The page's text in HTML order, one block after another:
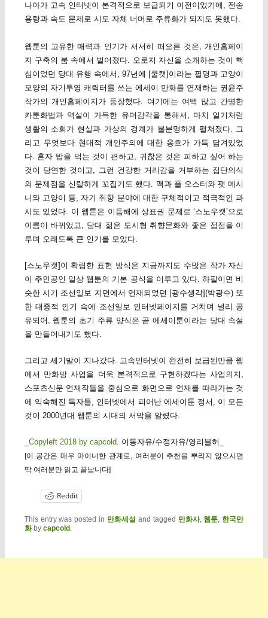
나아가 고속 인터넷이 본격적으로 보급되기 이전이었기에, 전송
용량과 속도 문제로 시도 자체 너머로 주류화가 되지도 못했다.
웹툰의 고유한 매력과 인기가 서서히 떠오른 것은, 개인홈페이
지 구축의 붐 속에서 벌어졌다. 오로지 자신을 소개하는 것이 핵
심이었던 당대 유행 속에서, 97년에 [쿨캣]이라는 필명과 고양이
모양의 자기투영 캐릭터를 쓰는 에세이 만화를 연재하는 권윤주
작가의 개인홈페이지가 등장했다. 여기에는 여백 많고 간명한
카툰화법과 역설이 가득한 유머감각을 통해서, 마치 일기처럼
생활의 소회가 현실과 가상의 경계가 불분명하게 펼쳐졌다. 그
리고 무엇보다 현대적 개인주의에 대한 옹호가 가득 담겨있었
다. 혼자 밥을 먹는 것이 편하고, 귀찮은 것은 피하고 싶어 하는
것이 당연한 것이고, 그런 건강한 거리감을 거부하는 집단의식
의 문제점을 신랄하게 꼬집기도 했다. 맥과 폴 오스터와 팻 메시
니와 고양이 등, 자기 취향 분야에 대한 구체적이고 적극적인 과
시도 있었다. 이 웹툰은 이듬해에 상표권 문제로 ‘스노우캣’으로
이름이 바뀌었고, 당대 젊은 도시형 취향문화와 좋은 접점을 이
루며 오래도록 큰 인기를 모았다.
[스노우캣]이 확립한 표현 방식은 지금까지도 수많은 작가 자신
이 주인공인 일상 웹툰의 기본 공식을 이루고 있다. 하필이면 비
슷한 시기 조선일보 지면에서 연재되었던 [광수생각](박광수) 또
한 대중적 인기 속에 조선일보 인터넷페이지를 거치며 널리 공
유되어, 웹툰의 초기 주류 양식은 곧 에세이툰이라는 당대 속설
을 만들어내기도 했다.
그리고 세기말이 지나갔다. 고속인터넷이 완전히 보급된만큼 웹
에서 만화방 사업을 더욱 본격적으로 구현하겠다는 사업의지,
스포츠신문 연재작들을 중심으로 화면으로 연재를 따라가는 것
에 익숙해진 독자들, 인터넷에서 피어난 에세이툰 정서, 이 모든
것이 2000년대 웹툰의 시대의 서막을 알렸다.
Copyleft 2018 by capcold. 이동자유/수정자유/영리불허_
[이 공간은 매우 마이너한 관계로, 여러분이 추천을 뿌리지 않으시면
딱 여러분만 읽고 끝납니다]
Reddit
This entry was posted in 만화세설 and tagged 만화사,웹툰 한국만
화by capcold.